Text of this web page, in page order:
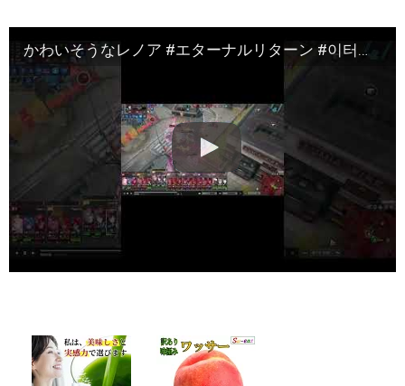
かわいそうなレノア #エターナルリターン #이터널리턴 #Eternalreturn